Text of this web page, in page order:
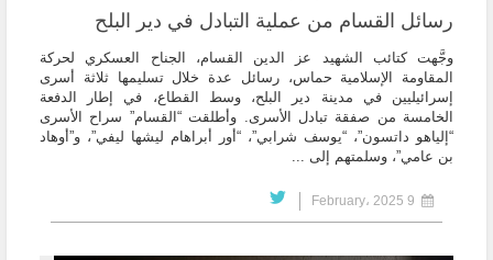
رسائل القسام من عملية التبادل في دير البلح
وجَّهت كتائب الشهيد عز الدين القسام، الجناح العسكري لحركة
المقاومة الإسلامية حماس، رسائل عدة خلال تسليمها ثلاثة أسرى
إسرائيليين في مدينة دير البلح، وسط القطاع، في إطار الدفعة
الخامسة من صفقة تبادل الأسرى. وأطلقت “القسام” سراح الأسرى
“إلياهو داتسون”، “يوسف شرابي”، “أور أبراهام ليشها ليفي”، و”أوهاد
بن عامي”، وسلمتهم إلى ...